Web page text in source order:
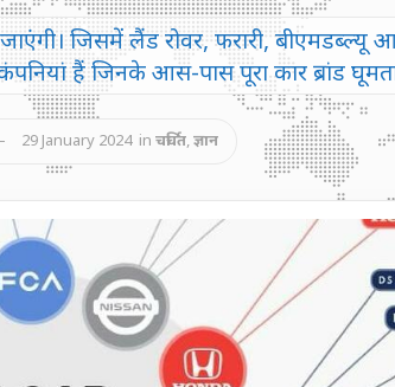
जिसमें लैंड रोवर, फरारी, बीएमडब्ल्यू
हैं जिनके आस-पास पूरा कार ब्रांड
29 January 2024 in चर्चित,ज्ञान